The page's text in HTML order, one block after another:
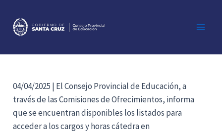
contenido
04/04/2025 | El Consejo Provincial de Educación, a
través de las Comisiones de Ofrecimientos, informa
que se encuentran disponibles los listados para
acceder a los cargos y horas cátedra en